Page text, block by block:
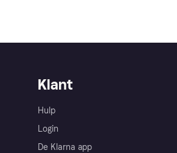
Klant
Hulp
Login
De Klarna app